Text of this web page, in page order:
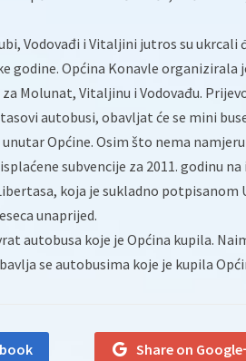
Vodovađi i Vitaljini jutros su ukrcali
godine. Općina Konavle organizirala
Molunat, Vitaljinu i Vodovađu.
autobusi, obavljat će se mini
Općine. Osim što nema
subvencije za 2011. godinu na
koja je sukladno potpisanom
unaprijed.
autobusa koje je Općina kupila.
se autobusima koje je kupila
Share on